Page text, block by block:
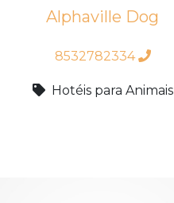
Alphaville Dog
8532782334
Hotéis para Animais